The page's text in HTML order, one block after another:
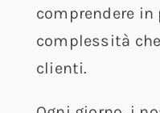
comprendere
complessità
clienti.